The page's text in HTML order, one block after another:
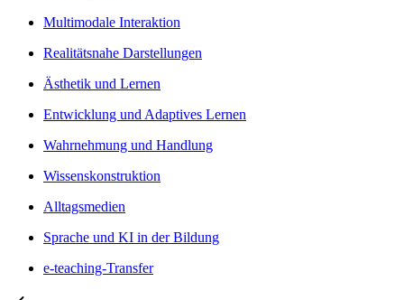
Multimodale Interaktion
Realitätsnahe Darstellungen
Ästhetik und Lernen
Entwicklung und Adaptives Lernen
Wahrnehmung und Handlung
Wissenskonstruktion
Alltagsmedien
Sprache und KI in der Bildung
e-teaching-Transfer